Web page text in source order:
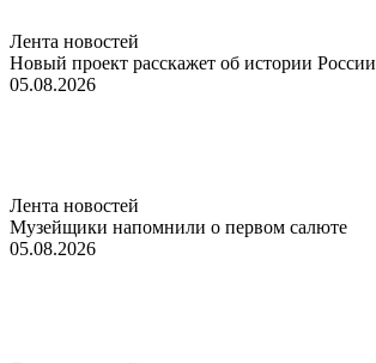
Лента новостей
Новый проект расскажет об истории России
05.08.2026
Лента новостей
Музейщики напомнили о первом салюте
05.08.2026